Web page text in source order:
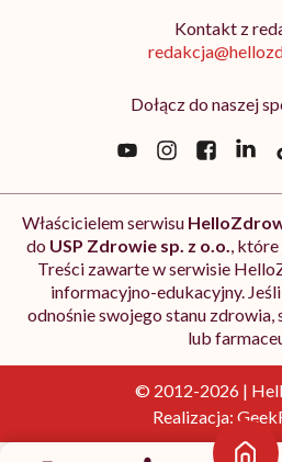
Strona
Kontakt z
Dołącz do naszej
Właścicielem serwisu
do USP Zdrowie sp. z o.o.,
Treści zawarte w serwisie
informacyjno-edukacyjny.
odnośnie swojego stanu zdrowia,
lub
© 2012-2026 |
Realizacja: